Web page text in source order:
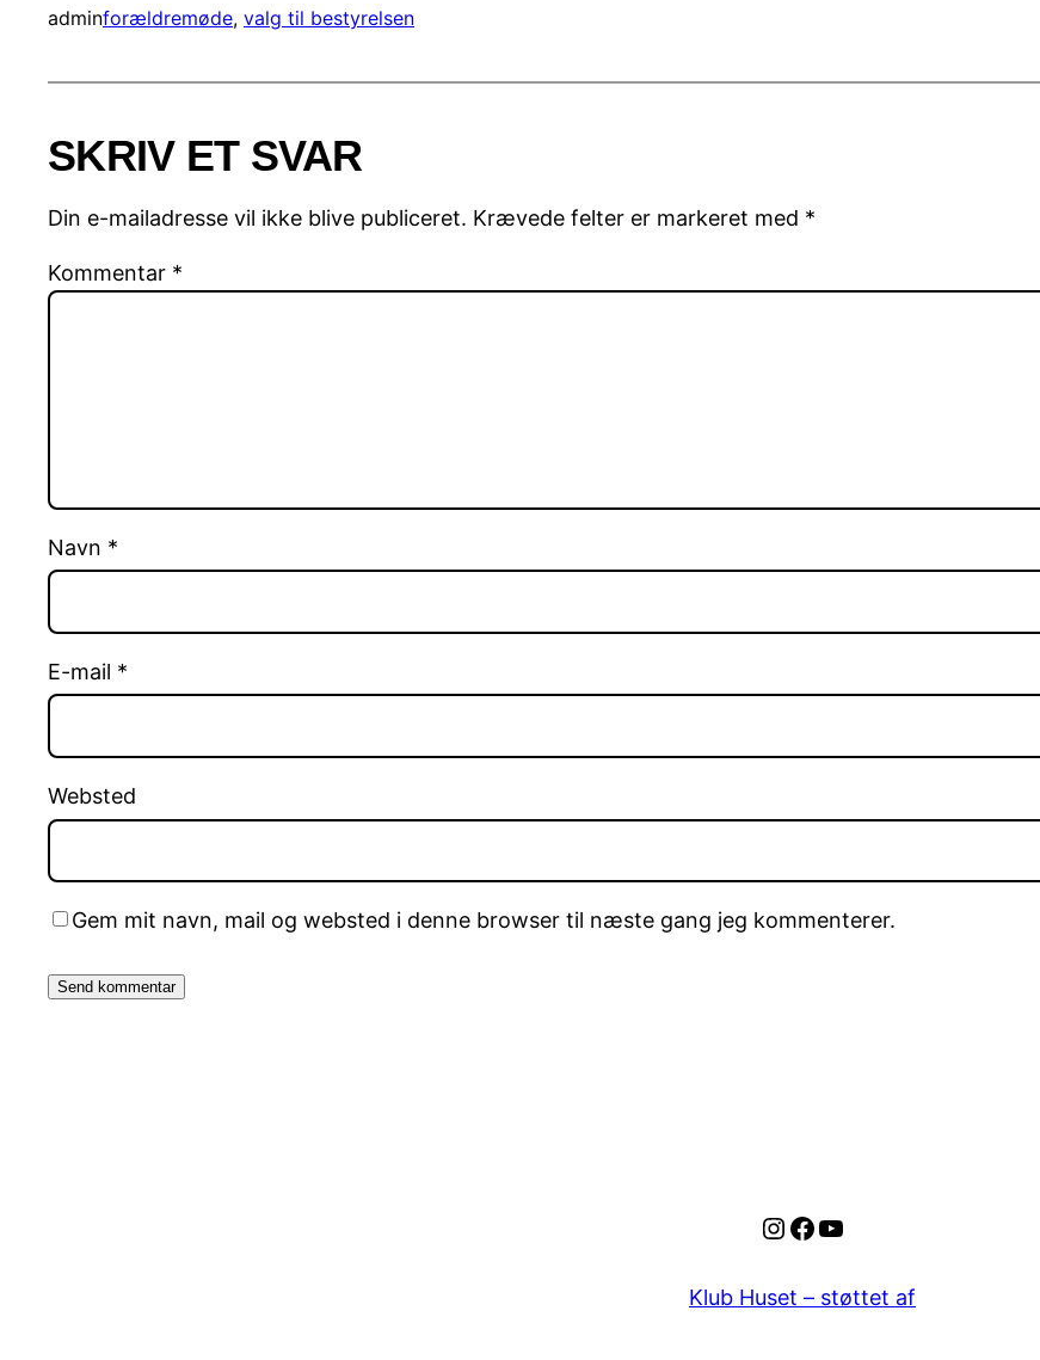
adminforældremøde, valg til bestyrelsen
SKRIV ET SVAR
Din e-mailadresse vil ikke blive publiceret. Krævede felter er markeret med *
Kommentar *
Navn *
E-mail *
Websted
Gem mit navn, mail og websted i denne browser til næste gang jeg kommenterer.
Instagram
Facebook
YouTube
Klub Huset – støttet af